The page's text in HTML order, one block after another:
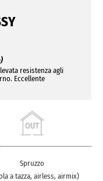
resistenza agli
Eccellente
Spruzzo
a tazza, airless, airmix)